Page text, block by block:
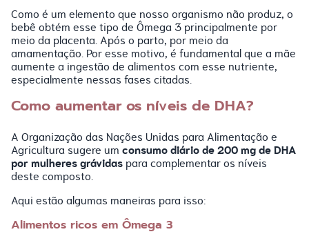
Como é um elemento que nosso organismo não produz, o
bebê obtém esse tipo de Ômega 3 principalmente por
meio da placenta. Após o parto, por meio da
amamentação. Por esse motivo, é fundamental que a mãe
aumente a ingestão de alimentos com esse nutriente,
especialmente nessas fases citadas.
Como aumentar os níveis de DHA?
A Organização das Nações Unidas para Alimentação e
Agricultura sugere umconsumo diário de 200 mg de DHA
por mulheres grávidaspara complementar os níveis
deste composto.
Aqui estão algumas maneiras para isso:
Alimentos ricos em Ômega 3